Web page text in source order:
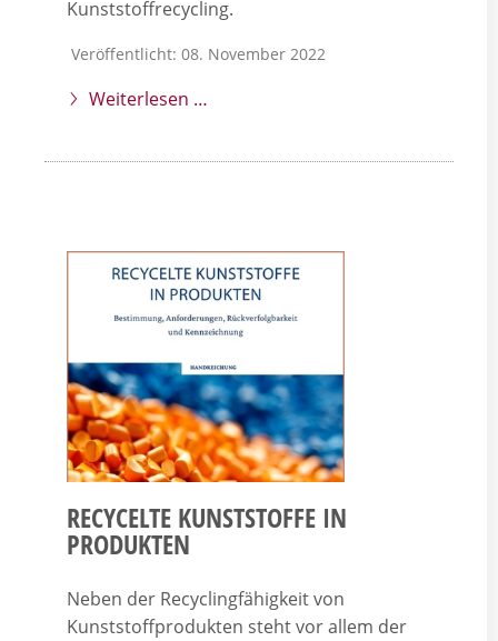
Kunststoffrecycling.
Veröffentlicht: 08. November 2022
Weiterlesen …
RECYCELTE KUNSTSTOFFE IN
PRODUKTEN
Neben der Recyclingfähigkeit von
Kunststoffprodukten steht vor allem der